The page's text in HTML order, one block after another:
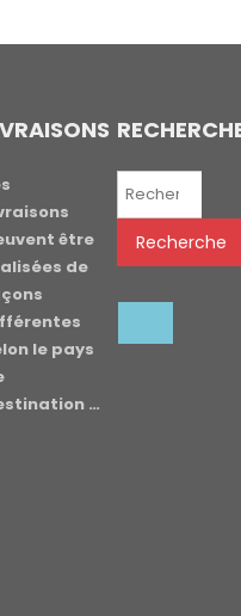
être
de
le pays
…
Recherche
Recherche